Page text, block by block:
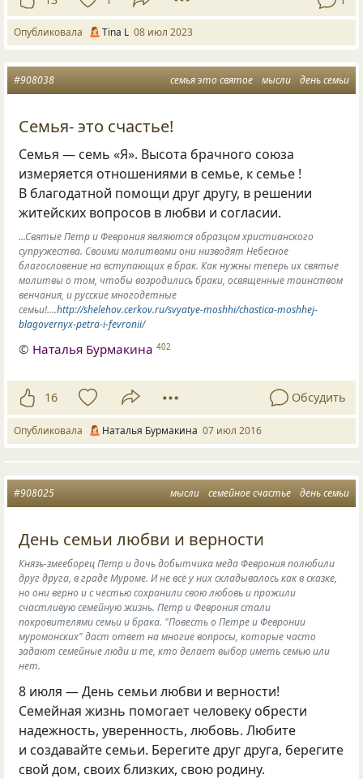
Опубликовала Tina L 08 июл 2023
семья это святое мысли день семьи
#908038
Семья- это счастье!
Семья — семь «Я». Высота брачного союза
измеряется отношениями в семье, к семье !
В благодатной помощи друг другу, в решении
житейских вопросов в любви и согласии.
...Святые Петр и Феврония являются образцом христианского
супружества. Своими молитвами они низводят Небесное
благословение на вступающих в брак. Как нужны теперь их святые
молитвы о том, чтобы возродились браки, освященные таинством
венчания, и русские многодетные
семьи!....http://shelehov.cerkov.ru/svyatye-moshhi/chastica-moshhej-
blagovernyx-petra-i-fevronii/
© Наталья Бурмакина 402
16 Обсудить
Опубликовала Наталья Бурмакина 07 июл 2016
мысли семейное счастье день семьи
#908025
День семьи любви и верности
Князь-змееборец Петр и дочь добытчика меда Феврония полюбили
друг друга, в граде Муроме. И не всё у них складывалось как в сказке,
но они верно и с честью сохранили свою любовь и прожили
счастливую семейную жизнь. Петр и Феврония стали
покровителями семьи и брака. "Повесть о Петре и Февронии
муромонских" даст ответ на многие вопросы, которые часто
задают семейные люди и те, кто делает выбор иметь семью или
нет.
8 июля — День семьи любви и верности!
Семейная жизнь помогает человеку обрести
надежность, уверенность, любовь. Любите
и создавайте семьи. Берегите друг друга, берегите
свой дом, своих близких, свою родину.